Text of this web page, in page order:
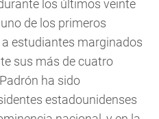
los últimos veinte
de los primeros
estudiantes marginados
sus más de cuatro
ha sido
estadounidenses